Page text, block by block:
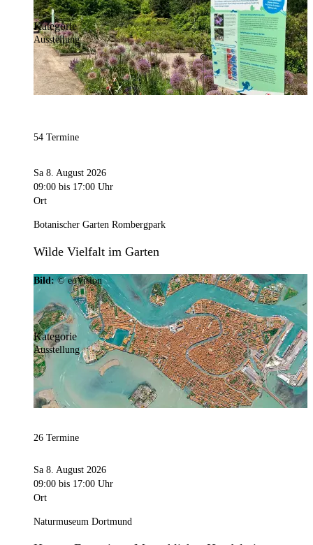
Kategorie
Ausstellung
54 Termine
Sa 8. August 2026
09:00 bis 17:00 Uhr
Ort
Botanischer Garten Rombergpark
Wilde Vielfalt im Garten
Bild:© eoVision
Kategorie
Ausstellung
26 Termine
Sa 8. August 2026
09:00 bis 17:00 Uhr
Ort
Naturmuseum Dortmund